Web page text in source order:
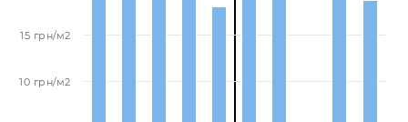
10 грн/м2
15 грн/м2